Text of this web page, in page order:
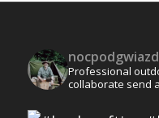
Professional
collaborate send